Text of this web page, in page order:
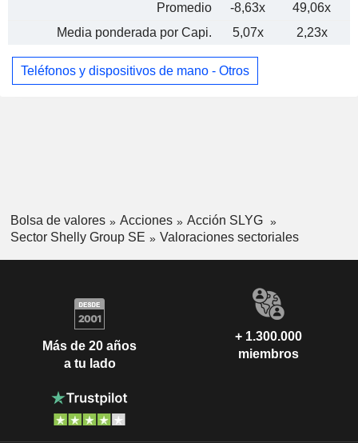
Promedio
-8,63x
49,06x
Media ponderada por Capi.
5,07x 2,23x
Teléfonos y dispositivos de mano - Otros
Bolsa de valores Acciones
Acción SLYG
Sector Shelly Group SE
Valoraciones sectoriales
Más de 20 años
a tu lado
+ 1.300.000
miembros